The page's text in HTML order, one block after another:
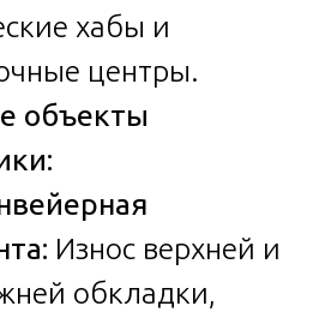
хабы и
центры.
объекты
Износ верхней и
обкладки,